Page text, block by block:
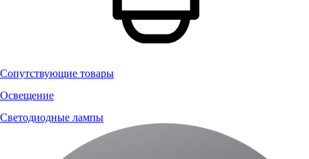
Сопутствующие товары
Освещение
Светодиодные лампы